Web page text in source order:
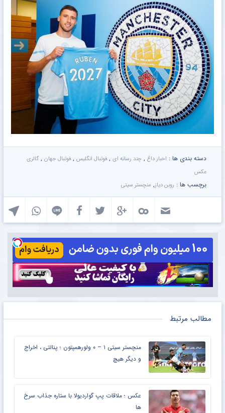
دسته بندی ها : اخبار داغ , چند رسانه ای , فوتبال انگلیس , فوتبال جهان , گالری
عکس
برچسب ها : روبن دیاز, منچستر سیتی
مطالب مرتبط
منچستر سیتی ۱ – ۰ ولورهمپتون ؛ پنالتی ، اخراج
و دیگر هیچ
عکس ؛ ملاقات پپ گواردیولا با ستاره جذاب سرخ
ها